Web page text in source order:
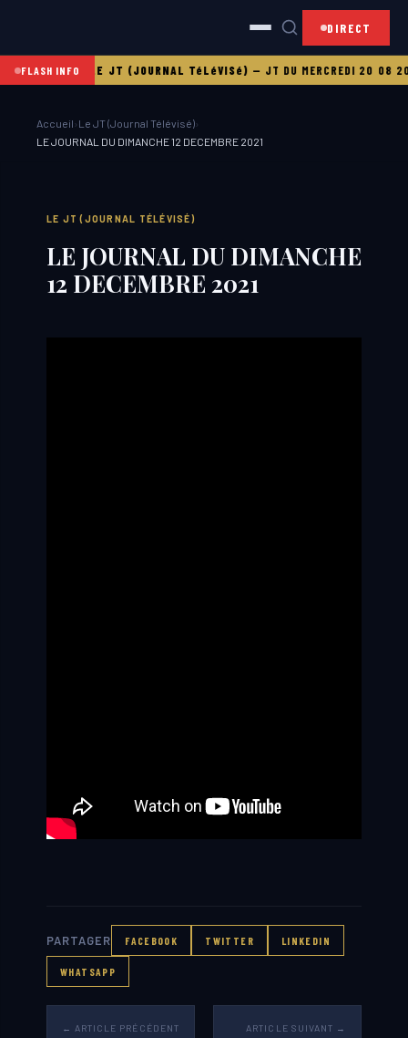
DIRECT
FLASH INFO
21 08 2025LE JT (JOURNAL TéLéVISé)—JT DU MERCREDI 20 08
Accueil › Le JT (Journal Télévisé)›
LE JOURNAL DU DIMANCHE 12 DECEMBRE 2021
LE JT (JOURNAL TÉLÉVISÉ)
LE JOURNAL DU DIMANCHE
12 DECEMBRE 2021
PARTAGER FACEBOOK TWITTER LINKEDIN
WHATSAPP
← ARTICLE PRÉCÉDENT ARTICLE SUIVANT →